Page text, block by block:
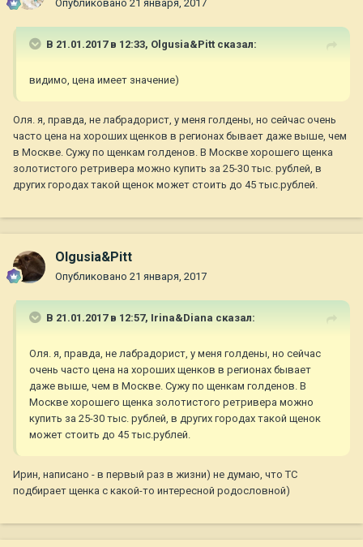
Опубликовано 21 января, 2017
В 21.01.2017 в 12:33, Olgusia&Pitt сказал:
видимо, цена имеет значение)
Оля. я, правда, не лабрадорист, у меня голдены, но сейчас очень
часто цена на хороших щенков в регионах бывает даже выше, чем
в Москве. Сужу по щенкам голденов. В Москве хорошего щенка
золотистого ретривера можно купить за 25-30 тыс. рублей, в
других городах такой щенок может стоить до 45 тыс.рублей.
Olgusia&Pitt
Опубликовано 21 января, 2017
В 21.01.2017 в 12:57, Irina&Diana сказал:
Оля. я, правда, не лабрадорист, у меня голдены, но сейчас
очень часто цена на хороших щенков в регионах бывает
даже выше, чем в Москве. Сужу по щенкам голденов. В
Москве хорошего щенка золотистого ретривера можно
купить за 25-30 тыс. рублей, в других городах такой щенок
может стоить до 45 тыс.рублей.
Ирин, написано - в первый раз в жизни) не думаю, что ТС
подбирает щенка с какой-то интересной родословной)